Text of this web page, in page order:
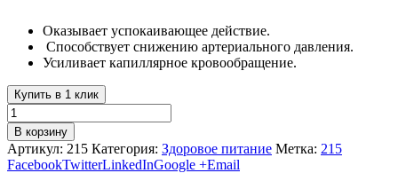
Оказывает успокаивающее действие.
Способствует снижению артериального давления.
Усиливает капиллярное кровообращение.
Купить в 1 клик
В корзину
Артикул: 215 Категория: Здоровое питание Метка: 215
FacebookTwitterLinkedInGoogle +Email